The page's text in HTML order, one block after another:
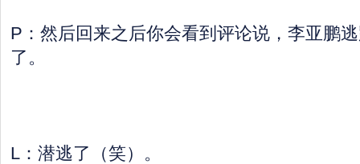
P：然后回来之后你会看到评论说，李亚鹏
了。
L：潜逃了（笑）。